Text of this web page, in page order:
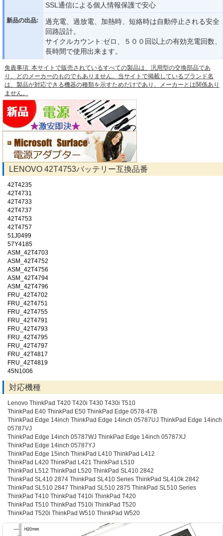
SSL通信による個人情報保護で安心
新品の出品:
過充電、過放電、加熱時、短絡時は自動停止される安全
回路設計。
サイクルカウント:ゼロ、５００回以上の有効充電回数、
長時間で使用出来ます。
免責事項: 本サイトで販売されているすべての製品は、汎用型の交換部品であ
り、どのメーカーのものでもありません。当サイトで掲載しているブランド名
は、製品が対応できる機器の種類を示すためだけであり、メーカーとは関係あり
ません。
LENOVO 42T4753バッテリー互換品番
42T4235
42T4731
42T4733
42T4737
42T4753
42T4757
51J0499
57Y4185
ASM_42T4703
ASM_42T4752
ASM_42T4756
ASM_42T4794
ASM_42T4796
FRU_42T4702
FRU_42T4751
FRU_42T4755
FRU_42T4791
FRU_42T4793
FRU_42T4795
FRU_42T4797
FRU_42T4817
FRU_42T4819
45N1006
対応機種
Lenovo ThinkPad T420 T420i T430 T430i T510
ThinkPad E40 ThinkPad E50 ThinkPad Edge 0578-47B
ThinkPad Edge 14inch ThinkPad Edge 14inch 05787UJ ThinkPad Edge 14inch
05787VJ
ThinkPad Edge 14inch 05787WJ ThinkPad Edge 14inch 05787XJ
ThinkPad Edge 14inch 05787YJ
ThinkPad Edge 15inch ThinkPad L410 ThinkPad L412
ThinkPad L420 ThinkPad L421 ThinkPad L510
ThinkPad L512 ThinkPad L520 ThinkPad SL410 2842
ThinkPad SL410 2874 ThinkPad SL410 Series ThinkPad SL410k 2842
ThinkPad SL510 2847 ThinkPad SL510 2875 ThinkPad SL510 Series
ThinkPad T410 ThinkPad T410i ThinkPad T420
ThinkPad T510 ThinkPad T510i ThinkPad T520
ThinkPad T520i ThinkPad W510 ThinkPad W520